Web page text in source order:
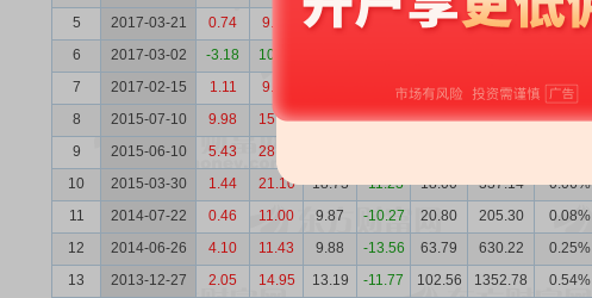
5
2017-03-21 0.74 9.51 9.51 85.00 808.35 0.18%
6
2017-03-02 -3.18 10.05
7
2017-02-15 1.11 9.98 0.00 50.00 499.00 0.11%
8
2015-07-10 9.98 15.43 15.43 0.00 23.80 367.23 0.09%
9
2015-06-10 5.43 28.16
10
2015-03-30 1.44 21.10 18.73 -11.23 18.00 337.14 0.06%
11
2014-07-22 0.46 11.00 9.87 -10.27 20.80 205.30 0.08%
12
2014-06-26 4.10 11.43 9.88 -13.56 63.79 630.22 0.25%
13
2013-12-27 2.05 14.95 13.19 -11.77 102.56 1352.78 0.54%